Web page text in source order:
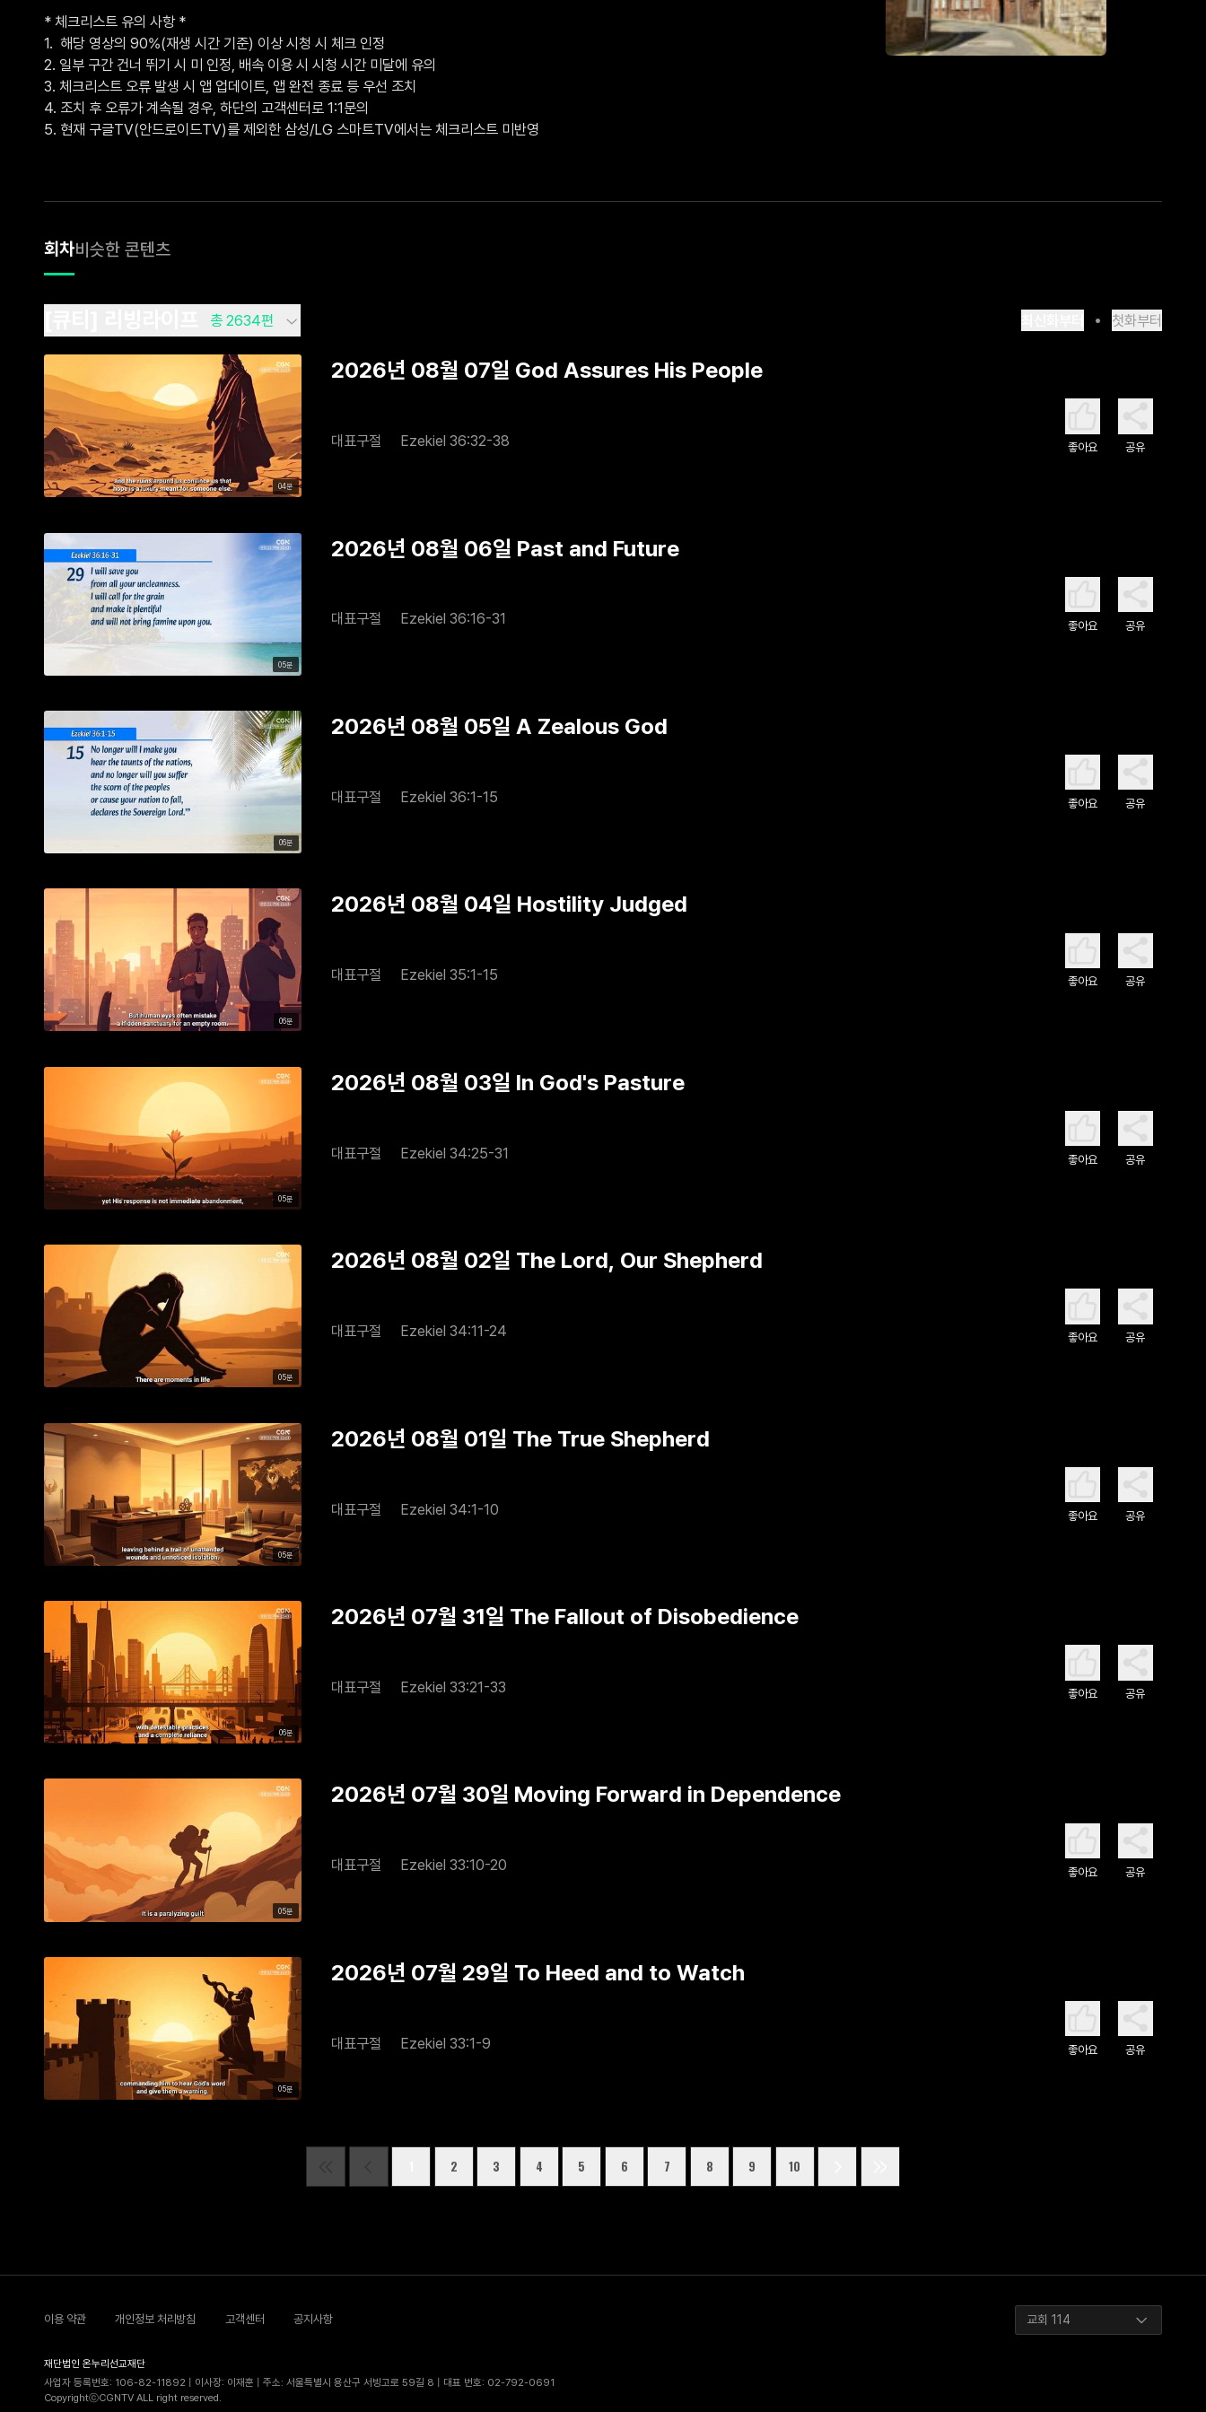
* 체크리스트 유의 사항 *
1.  해당 영상의 90%(재생 시간 기준) 이상 시청 시 체크 인정
2. 일부 구간 건너 뛰기 시 미 인정, 배속 이용 시 시청 시간 미달에 유의
3. 체크리스트 오류 발생 시 앱 업데이트, 앱 완전 종료 등 우선 조치
4. 조치 후 오류가 계속될 경우, 하단의 고객센터로 1:1문의
5. 현재 구글TV(안드로이드TV)를 제외한 삼성/LG 스마트TV에서는 체크리스트 미반영
회차비슷한 콘텐츠
총 2634편 첫화부터
04분
2026년 08월 07일 God Assures His People
대표구절 Ezekiel 36:32-38 좋아요 공유
05분
2026년 08월 06일 Past and Future
대표구절 Ezekiel 36:16-31 좋아요 공유
06분
2026년 08월 05일 A Zealous God
대표구절 Ezekiel 36:1-15 좋아요 공유
06분
2026년 08월 04일 Hostility Judged
대표구절 Ezekiel 35:1-15 좋아요 공유
05분
2026년 08월 03일 In God's Pasture
대표구절 Ezekiel 34:25-31 좋아요 공유
05분
2026년 08월 02일 The Lord, Our Shepherd
대표구절 Ezekiel 34:11-24 좋아요 공유
05분
2026년 08월 01일 The True Shepherd
대표구절 Ezekiel 34:1-10 좋아요 공유
06분
2026년 07월 31일 The Fallout of Disobedience
대표구절 Ezekiel 33:21-33 좋아요 공유
05분
2026년 07월 30일 Moving Forward in Dependence
대표구절 Ezekiel 33:10-20 좋아요 공유
05분
2026년 07월 29일 To Heed and to Watch
대표구절 Ezekiel 33:1-9 좋아요 공유
2 3 4 5 6 7 8 9 10
이용 약관 개인정보 처리방침 고객센터 공지사항 교회 114
재단법인 온누리선교재단
사업자 등록번호: 106-82-11892 | 이사장: 이재훈 | 주소: 서울특별시 용산구 서빙고로 59길 8 | 대표 번호: 02-792-0691
CopyrightⓒCGNTV ALL right reserved.